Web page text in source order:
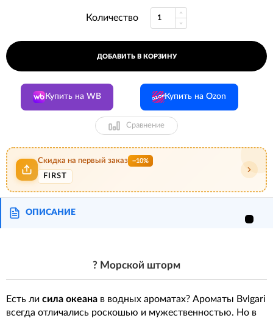
Количество
ДОБАВИТЬ В КОРЗИНУ
Купить на WB Купить на Ozon
Сравнение
Скидка на первый заказ −10%
FIRST
ОПИСАНИЕ
? Морской шторм
Есть ли сила океана в водных ароматах? Ароматы Bvlgari
всегда отличались роскошью и мужественностью. Но в